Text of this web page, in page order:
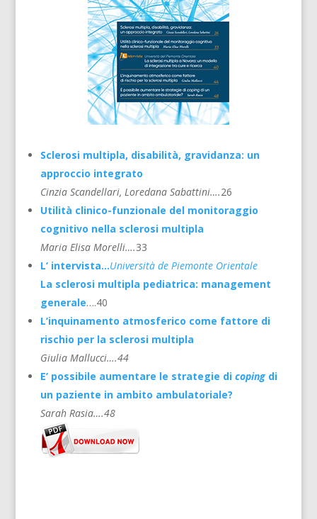
Sclerosi multipla, disabilità, gravidanza: un
approccio integrato
Cinzia Scandellari, Loredana Sabattini….26
Utilità clinico-funzionale del monitoraggio
cognitivo nella sclerosi multipla
Maria Elisa Morelli….33
L’ intervista…Università de Piemonte Orientale
La sclerosi multipla pediatrica: management
generale….40
L’inquinamento atmosferico come fattore di
rischio per la sclerosi multipla
Giulia Mallucci….44
E’ possibile aumentare le strategie di coping di
un paziente in ambito ambulatoriale?
Sarah Rasia….48